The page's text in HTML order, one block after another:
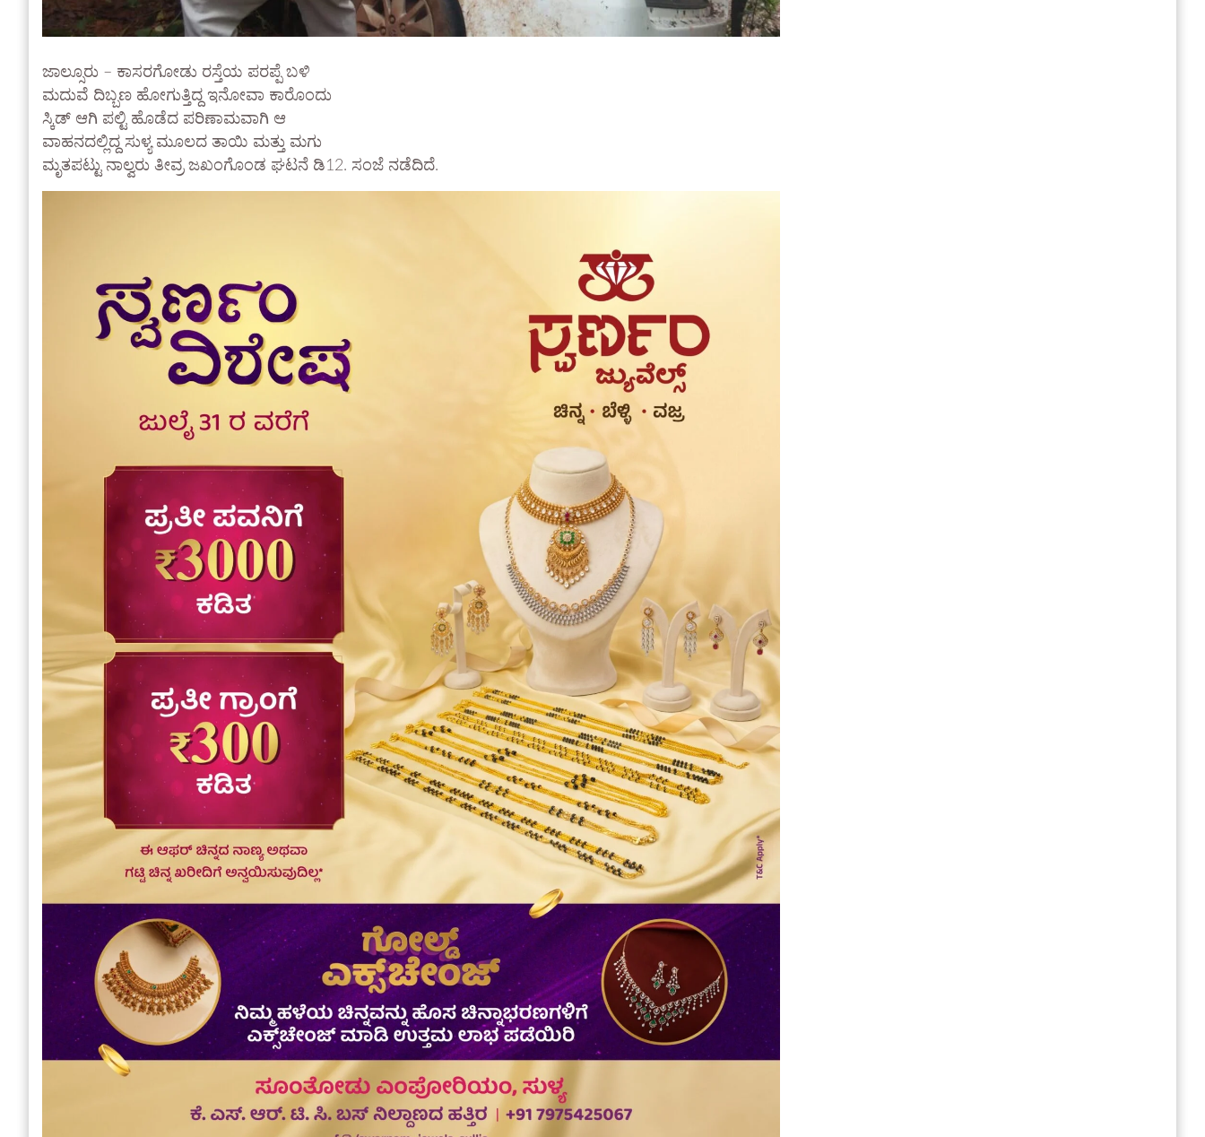
ಜಾಲ್ಸೂರು – ಕಾಸರಗೋಡು ರಸ್ತೆಯ ಪರಪ್ಪೆ ಬಳಿ
ಮದುವೆ ದಿಬ್ಬಣ ಹೋಗುತ್ತಿದ್ದ ಇನೋವಾ ಕಾರೊಂದು
ಸ್ಕಿಡ್ ಆಗಿ ಪಲ್ಟಿ ಹೊಡೆದ ಪರಿಣಾಮವಾಗಿ ಆ
ವಾಹನದಲ್ಲಿದ್ದ ಸುಳ್ಯ ಮೂಲದ ತಾಯಿ ಮತ್ತು ಮಗು
ಮೃತಪಟ್ಟು ನಾಲ್ವರು ತೀವ್ರ ಜಖಂಗೊಂಡ ಘಟನೆ ಡಿ12. ಸಂಜೆ ನಡೆದಿದೆ.